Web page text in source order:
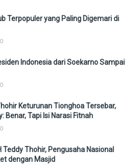
Terpopuler yang Paling Digemari di
Indonesia dari Soekarno Sampai
Keturunan Tionghoa Tersebar,
Benar, Tapi Isi Narasi Fitnah
Teddy Thohir, Pengusaha Nasional
dengan Masjid